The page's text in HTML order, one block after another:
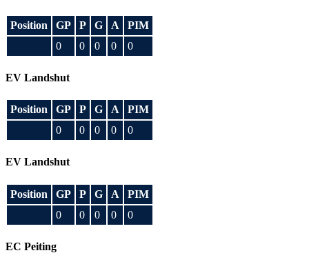
Position GP P G A
PIM
0
0 0 0 0
EV Landshut
Position GP P G A
PIM
0
0 0 0 0
EV Landshut
Position GP P G A
PIM
0
0 0 0 0
EC Peiting